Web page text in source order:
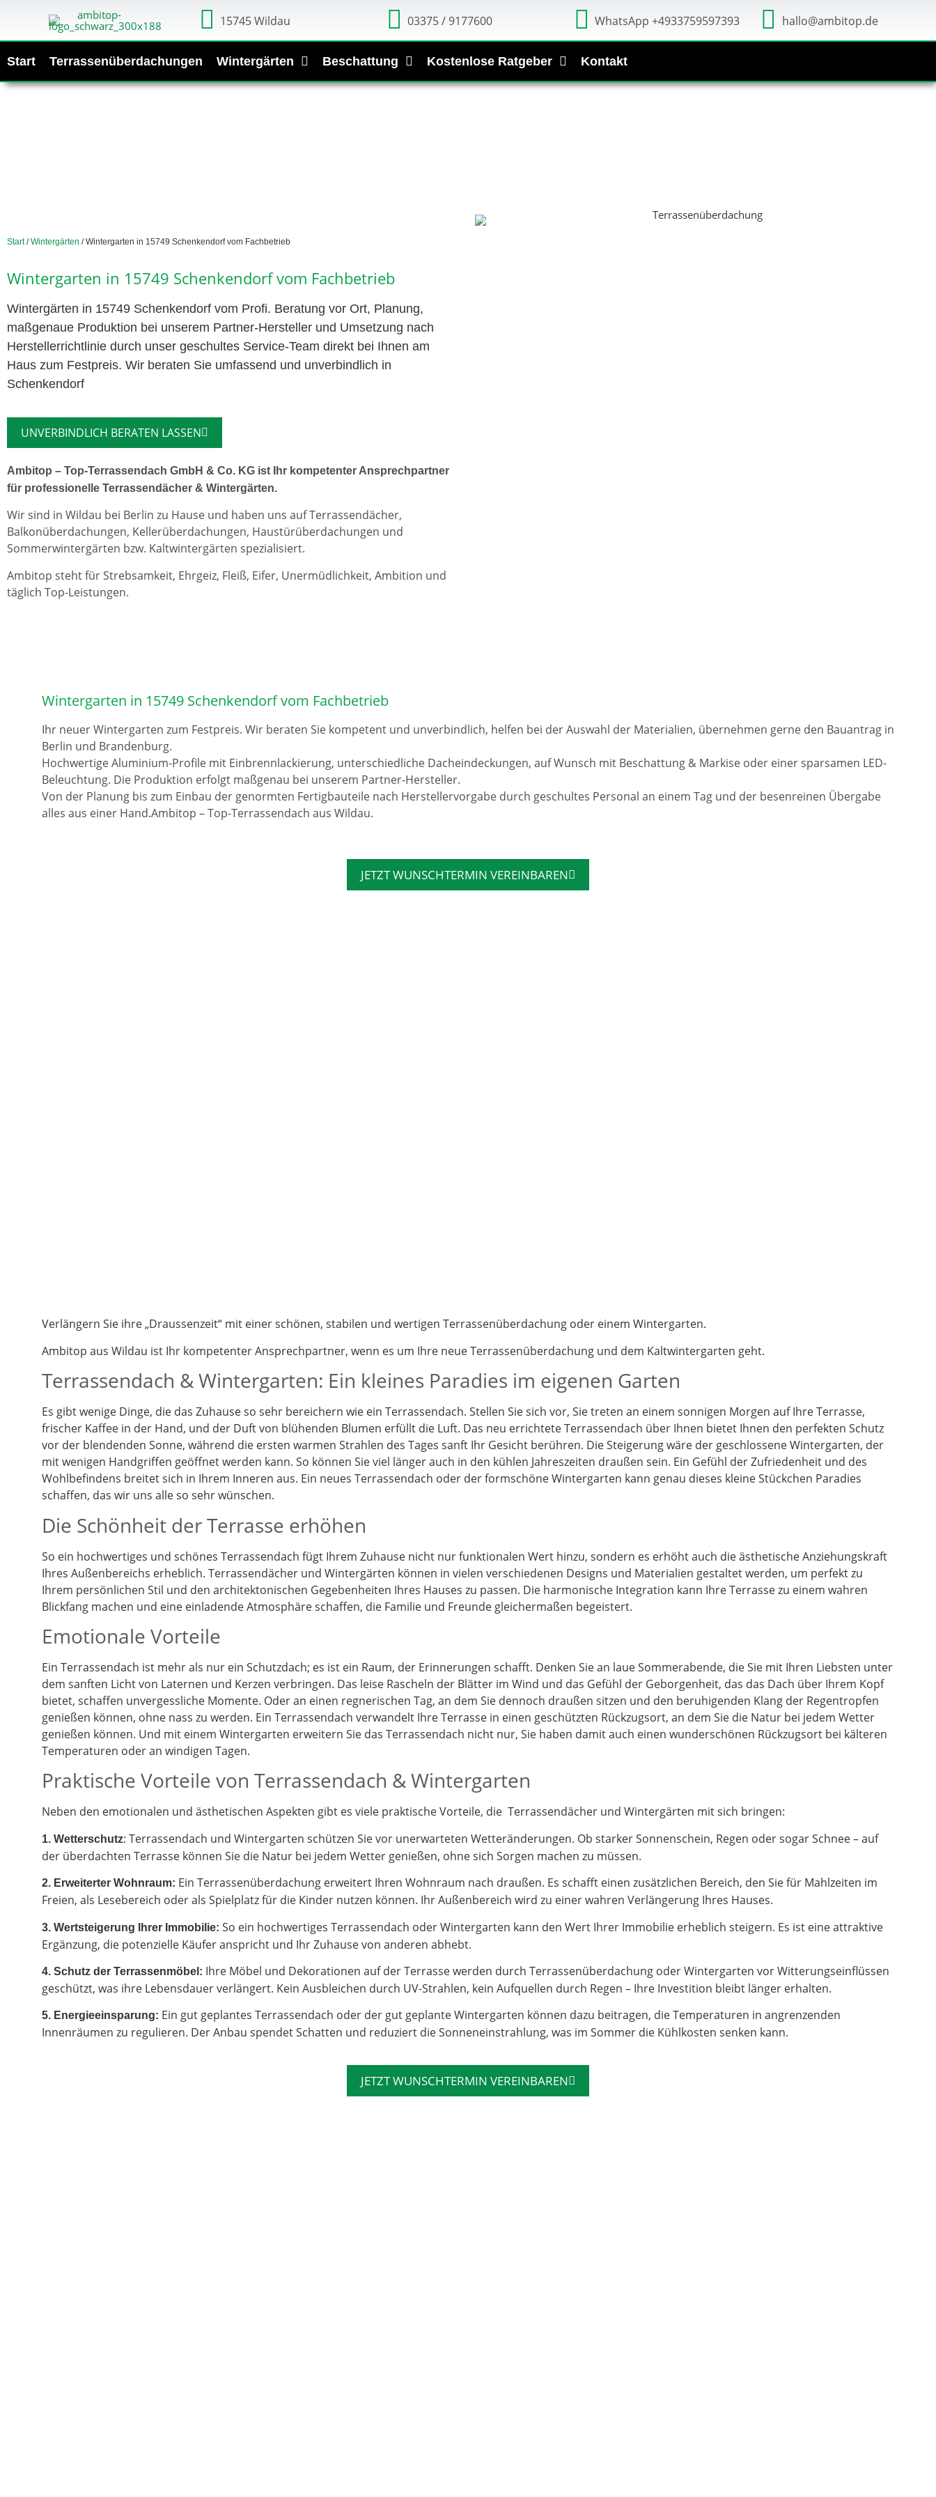
15745 Wildau 03375 / 9177600 WhatsApp +4933759597393 hallo@ambitop.de
Start Terrassenüberdachungen Wintergärten Beschattung Kostenlose Ratgeber Kontakt
Start/Wintergärten / Wintergarten in 15749 Schenkendorf vom Fachbetrieb
Wintergarten in 15749 Schenkendorf vom Fachbetrieb
Wintergärten in 15749 Schenkendorf vom Profi. Beratung vor Ort, Planung,
maßgenaue Produktion bei unserem Partner-Hersteller und Umsetzung nach
Herstellerrichtlinie durch unser geschultes Service-Team direkt bei Ihnen am
Haus zum Festpreis. Wir beraten Sie umfassend und unverbindlich in
Schenkendorf
UNVERBINDLICH BERATEN LASSEN
Ambitop – Top-Terrassendach GmbH & Co. KG ist Ihr kompetenter Ansprechpartner
für professionelle Terrassendächer & Wintergärten.
Wir sind in Wildau bei Berlin zu Hause und haben uns auf Terrassendächer,
Balkonüberdachungen, Kellerüberdachungen, Haustürüberdachungen und
Sommerwintergärten bzw. Kaltwintergärten spezialisiert.
Ambitop steht für Strebsamkeit, Ehrgeiz, Fleiß, Eifer, Unermüdlichkeit, Ambition und
täglich Top-Leistungen.
Wintergarten in 15749 Schenkendorf vom Fachbetrieb
Ihr neuer Wintergarten zum Festpreis. Wir beraten Sie kompetent und unverbindlich, helfen bei der Auswahl der Materialien, übernehmen gerne den Bauantrag in
Berlin und Brandenburg.
Hochwertige Aluminium-Profile mit Einbrennlackierung, unterschiedliche Dacheindeckungen, auf Wunsch mit Beschattung & Markise oder einer sparsamen LED-
Beleuchtung. Die Produktion erfolgt maßgenau bei unserem Partner-Hersteller.
Von der Planung bis zum Einbau der genormten Fertigbauteile nach Herstellervorgabe durch geschultes Personal an einem Tag und der besenreinen Übergabe
alles aus einer Hand.Ambitop – Top-Terrassendach aus Wildau.
JETZT WUNSCHTERMIN VEREINBAREN
Verlängern Sie ihre „Draussenzeit“ mit einer schönen, stabilen und wertigen Terrassenüberdachung oder einem Wintergarten.
Ambitop aus Wildau ist Ihr kompetenter Ansprechpartner, wenn es um Ihre neue Terrassenüberdachung und dem Kaltwintergarten geht.
Terrassendach & Wintergarten: Ein kleines Paradies im eigenen Garten
Es gibt wenige Dinge, die das Zuhause so sehr bereichern wie ein Terrassendach. Stellen Sie sich vor, Sie treten an einem sonnigen Morgen auf Ihre Terrasse,
frischer Kaffee in der Hand, und der Duft von blühenden Blumen erfüllt die Luft. Das neu errichtete Terrassendach über Ihnen bietet Ihnen den perfekten Schutz
vor der blendenden Sonne, während die ersten warmen Strahlen des Tages sanft Ihr Gesicht berühren. Die Steigerung wäre der geschlossene Wintergarten, der
mit wenigen Handgriffen geöffnet werden kann. So können Sie viel länger auch in den kühlen Jahreszeiten draußen sein. Ein Gefühl der Zufriedenheit und des
Wohlbefindens breitet sich in Ihrem Inneren aus. Ein neues Terrassendach oder der formschöne Wintergarten kann genau dieses kleine Stückchen Paradies
schaffen, das wir uns alle so sehr wünschen.
Die Schönheit der Terrasse erhöhen
So ein hochwertiges und schönes Terrassendach fügt Ihrem Zuhause nicht nur funktionalen Wert hinzu, sondern es erhöht auch die ästhetische Anziehungskraft
Ihres Außenbereichs erheblich. Terrassendächer und Wintergärten können in vielen verschiedenen Designs und Materialien gestaltet werden, um perfekt zu
Ihrem persönlichen Stil und den architektonischen Gegebenheiten Ihres Hauses zu passen. Die harmonische Integration kann Ihre Terrasse zu einem wahren
Blickfang machen und eine einladende Atmosphäre schaffen, die Familie und Freunde gleichermaßen begeistert.
Emotionale Vorteile
Ein Terrassendach ist mehr als nur ein Schutzdach; es ist ein Raum, der Erinnerungen schafft. Denken Sie an laue Sommerabende, die Sie mit Ihren Liebsten unter
dem sanften Licht von Laternen und Kerzen verbringen. Das leise Rascheln der Blätter im Wind und das Gefühl der Geborgenheit, das das Dach über Ihrem Kopf
bietet, schaffen unvergessliche Momente. Oder an einen regnerischen Tag, an dem Sie dennoch draußen sitzen und den beruhigenden Klang der Regentropfen
genießen können, ohne nass zu werden. Ein Terrassendach verwandelt Ihre Terrasse in einen geschützten Rückzugsort, an dem Sie die Natur bei jedem Wetter
genießen können. Und mit einem Wintergarten erweitern Sie das Terrassendach nicht nur, Sie haben damit auch einen wunderschönen Rückzugsort bei kälteren
Temperaturen oder an windigen Tagen.
Praktische Vorteile von Terrassendach & Wintergarten
Neben den emotionalen und ästhetischen Aspekten gibt es viele praktische Vorteile, die Terrassendächer und Wintergärten mit sich bringen:
1. Wetterschutz: Terrassendach und Wintergarten schützen Sie vor unerwarteten Wetteränderungen. Ob starker Sonnenschein, Regen oder sogar Schnee – auf
der überdachten Terrasse können Sie die Natur bei jedem Wetter genießen, ohne sich Sorgen machen zu müssen.
2. Erweiterter Wohnraum: Ein Terrassenüberdachung erweitert Ihren Wohnraum nach draußen. Es schafft einen zusätzlichen Bereich, den Sie für Mahlzeiten im
Freien, als Lesebereich oder als Spielplatz für die Kinder nutzen können. Ihr Außenbereich wird zu einer wahren Verlängerung Ihres Hauses.
3. Wertsteigerung Ihrer Immobilie: So ein hochwertiges Terrassendach oder Wintergarten kann den Wert Ihrer Immobilie erheblich steigern. Es ist eine attraktive
Ergänzung, die potenzielle Käufer anspricht und Ihr Zuhause von anderen abhebt.
4. Schutz der Terrassenmöbel: Ihre Möbel und Dekorationen auf der Terrasse werden durch Terrassenüberdachung oder Wintergarten vor Witterungseinflüssen
geschützt, was ihre Lebensdauer verlängert. Kein Ausbleichen durch UV-Strahlen, kein Aufquellen durch Regen – Ihre Investition bleibt länger erhalten.
5. Energieeinsparung: Ein gut geplantes Terrassendach oder der gut geplante Wintergarten können dazu beitragen, die Temperaturen in angrenzenden
Innenräumen zu regulieren. Der Anbau spendet Schatten und reduziert die Sonneneinstrahlung, was im Sommer die Kühlkosten senken kann.
JETZT WUNSCHTERMIN VEREINBAREN